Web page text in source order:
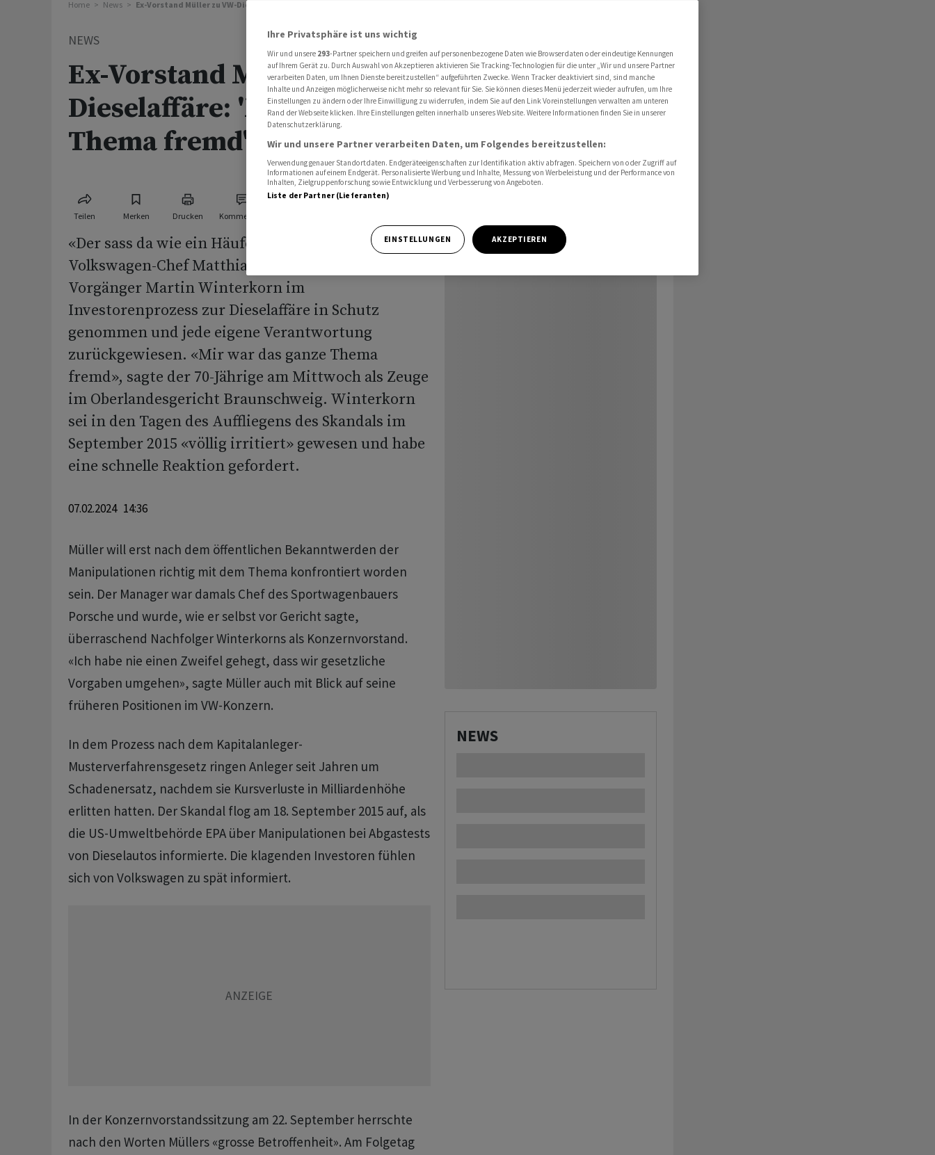
Home News Ex-Vorstand Müller zu VW-Dieselaffäre: 'Mir war das Thema fremd'
NEWS
Ex-Vorstand Müller zu VW-
Dieselaffäre: 'Mir war das
Thema fremd'
Teilen Merken Drucken Kommentare
«Der sass da wie ein Häufchen Elend.» Der frühere
Volkswagen-Chef Matthias Müller hat seinen
Vorgänger Martin Winterkorn im
Investorenprozess zur Dieselaffäre in Schutz
genommen und jede eigene Verantwortung
zurückgewiesen. «Mir war das ganze Thema
fremd», sagte der 70-Jährige am Mittwoch als Zeuge
im Oberlandesgericht Braunschweig. Winterkorn
sei in den Tagen des Auffliegens des Skandals im
September 2015 «völlig irritiert» gewesen und habe
eine schnelle Reaktion gefordert.
07.02.2024 14:36
Müller will erst nach dem öffentlichen Bekanntwerden der
Manipulationen richtig mit dem Thema konfrontiert worden
sein. Der Manager war damals Chef des Sportwagenbauers
Porsche und wurde, wie er selbst vor Gericht sagte,
überraschend Nachfolger Winterkorns als Konzernvorstand.
«Ich habe nie einen Zweifel gehegt, dass wir gesetzliche
Vorgaben umgehen», sagte Müller auch mit Blick auf seine
früheren Positionen im VW-Konzern.
In dem Prozess nach dem Kapitalanleger-
Musterverfahrensgesetz ringen Anleger seit Jahren um
Schadenersatz, nachdem sie Kursverluste in Milliardenhöhe
erlitten hatten. Der Skandal flog am 18. September 2015 auf, als
die US-Umweltbehörde EPA über Manipulationen bei Abgastests
von Dieselautos informierte. Die klagenden Investoren fühlen
sich von Volkswagen zu spät informiert.
In der Konzernvorstandssitzung am 22. September herrschte
nach den Worten Müllers «grosse Betroffenheit». Am Folgetag
NEWS
Ihre Privatsphäre ist uns wichtig
Wir und unsere 293-Partner speichern und greifen auf personenbezogene Daten wie Browserdaten oder eindeutige Kennungen
auf Ihrem Gerät zu. Durch Auswahl von Akzeptieren aktivieren Sie Tracking-Technologien für die unter „Wir und unsere Partner
verarbeiten Daten, um Ihnen Dienste bereitzustellen“ aufgeführten Zwecke. Wenn Tracker deaktiviert sind, sind manche
Inhalte und Anzeigen möglicherweise nicht mehr so relevant für Sie. Sie können dieses Menü jederzeit wieder aufrufen, um Ihre
Einstellungen zu ändern oder Ihre Einwilligung zu widerrufen, indem Sie auf den Link Voreinstellungen verwalten am unteren
Rand der Webseite klicken. Ihre Einstellungen gelten innerhalb unseres Website. Weitere Informationen finden Sie in unserer
Datenschutzerklärung.
Wir und unsere Partner verarbeiten Daten, um Folgendes bereitzustellen:
Verwendung genauer Standortdaten. Endgeräteeigenschaften zur Identifikation aktiv abfragen. Speichern von oder Zugriff auf
Informationen auf einem Endgerät. Personalisierte Werbung und Inhalte, Messung von Werbeleistung und der Performance von
Inhalten, Zielgruppenforschung sowie Entwicklung und Verbesserung von Angeboten.
Liste der Partner (Lieferanten)
EINSTELLUNGEN AKZEPTIEREN